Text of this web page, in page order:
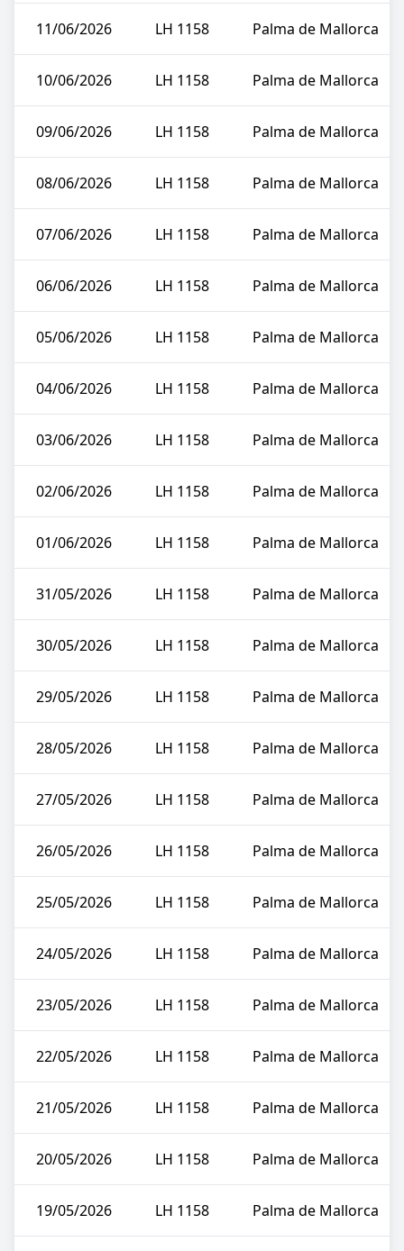
11/06/2026 LH 1158 Palma de Mallorca
10/06/2026 LH 1158 Palma de Mallorca
09/06/2026 LH 1158 Palma de Mallorca
08/06/2026 LH 1158 Palma de Mallorca
07/06/2026 LH 1158 Palma de Mallorca
06/06/2026 LH 1158 Palma de Mallorca
05/06/2026 LH 1158 Palma de Mallorca
04/06/2026 LH 1158 Palma de Mallorca
03/06/2026 LH 1158 Palma de Mallorca
02/06/2026 LH 1158 Palma de Mallorca
01/06/2026 LH 1158 Palma de Mallorca
31/05/2026 LH 1158 Palma de Mallorca
30/05/2026 LH 1158 Palma de Mallorca
29/05/2026 LH 1158 Palma de Mallorca
28/05/2026 LH 1158 Palma de Mallorca
27/05/2026 LH 1158 Palma de Mallorca
26/05/2026 LH 1158 Palma de Mallorca
25/05/2026 LH 1158 Palma de Mallorca
24/05/2026 LH 1158 Palma de Mallorca
23/05/2026 LH 1158 Palma de Mallorca
22/05/2026 LH 1158 Palma de Mallorca
21/05/2026 LH 1158 Palma de Mallorca
20/05/2026 LH 1158 Palma de Mallorca
19/05/2026 LH 1158 Palma de Mallorca